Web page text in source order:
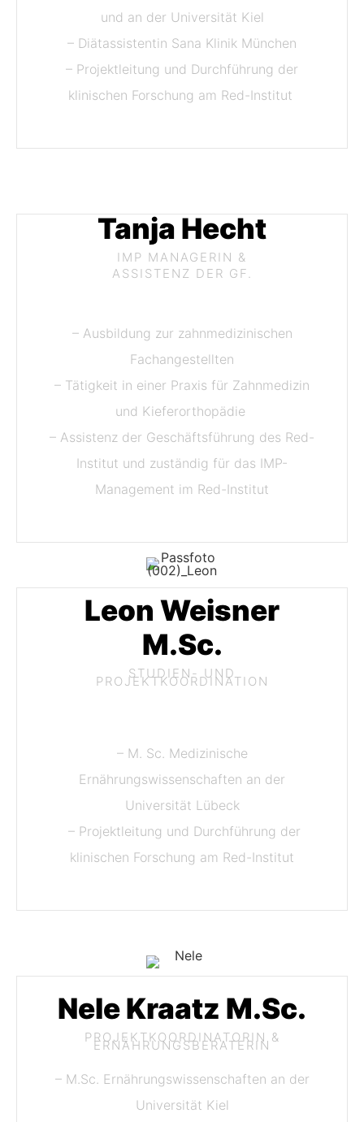
und an der Universität Kiel
– Diätassistentin Sana Klinik München
– Projektleitung und Durchführung der
klinischen Forschung am Red-Institut
Tanja Hecht
IMP MANAGERIN &
ASSISTENZ DER GF.
– Ausbildung zur zahnmedizinischen
Fachangestellten
– Tätigkeit in einer Praxis für Zahnmedizin
und Kieferorthopädie
– Assistenz der Geschäftsführung des Red-
Institut und zuständig für das IMP-
Management im Red-Institut
Leon Weisner
M.Sc.
STUDIEN- UND
PROJEKTKOORDINATION
– M. Sc. Medizinische
Ernährungswissenschaften an der
Universität Lübeck
– Projektleitung und Durchführung der
klinischen Forschung am Red-Institut
Nele Kraatz M.Sc.
PROJEKTKOORDINATORIN &
ERNÄHRUNGSBERATERIN
– M.Sc. Ernährungswissenschaften an der
Universität Kiel